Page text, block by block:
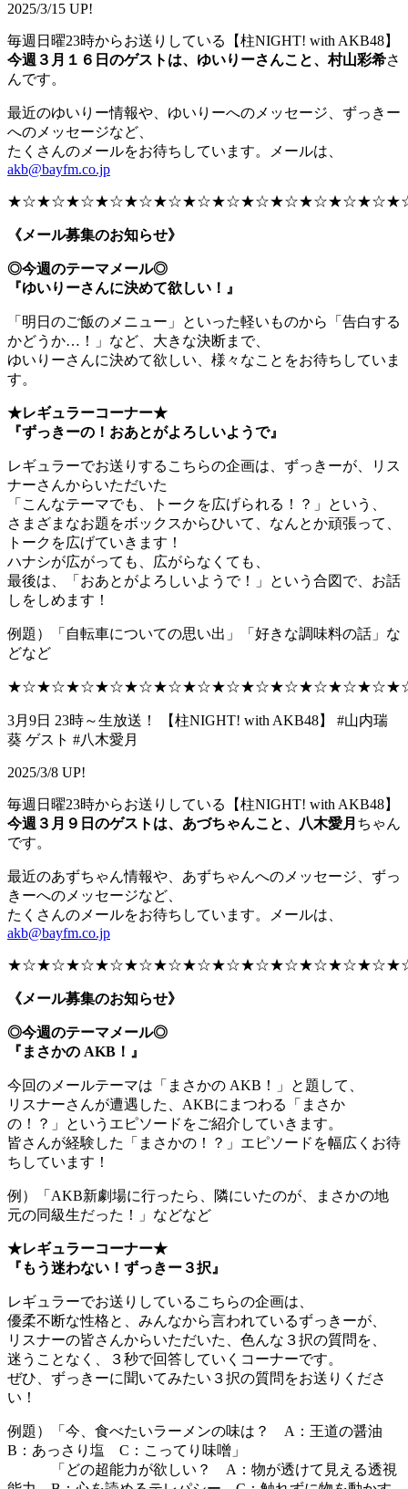
2025/3/15 UP!
毎週日曜23時からお送りしている【柱NIGHT! with AKB48】
今週３月１６日のゲストは、ゆいりーさんこと、村山彩希さ
んです。
最近のゆいりー情報や、ゆいりーへのメッセージ、ずっきー
へのメッセージなど、
たくさんのメールをお待ちしています。メールは、
akb@bayfm.co.jp
《メール募集のお知らせ》
◎今週のテーマメール◎
『ゆいりーさんに決めて欲しい！』
「明日のご飯のメニュー」といった軽いものから「告白する
かどうか…！」など、大きな決断まで、
ゆいりーさんに決めて欲しい、様々なことをお待ちしていま
す。
★レギュラーコーナー★
『ずっきーの！おあとがよろしいようで』
レギュラーでお送りするこちらの企画は、ずっきーが、リス
ナーさんからいただいた
「こんなテーマでも、トークを広げられる！？」という、
さまざまなお題をボックスからひいて、なんとか頑張って、
トークを広げていきます！
ハナシが広がっても、広がらなくても、
最後は、「おあとがよろしいようで！」という合図で、お話
しをしめます！
例題）「自転車についての思い出」「好きな調味料の話」な
どなど
3月9日 23時～生放送！ 【柱NIGHT! with AKB48】 #山内瑞
葵 ゲスト #八木愛月
2025/3/8 UP!
毎週日曜23時からお送りしている【柱NIGHT! with AKB48】
今週３月９日のゲストは、あづちゃんこと、八木愛月 ちゃん
です。
最近のあずちゃん情報や、あずちゃんへのメッセージ、ずっ
きーへのメッセージなど、
たくさんのメールをお待ちしています。メールは、
akb@bayfm.co.jp
《メール募集のお知らせ》
◎今週のテーマメール◎
『まさかの AKB！』
今回のメールテーマは「まさかの AKB！」と題して、
リスナーさんが遭遇した、AKBにまつわる「まさか
の！？」というエピソードをご紹介していきます。
皆さんが経験した「まさかの！？」エピソードを幅広くお待
ちしています！
例）「AKB新劇場に行ったら、隣にいたのが、まさかの地
元の同級生だった！」などなど
★レギュラーコーナー★
『もう迷わない！ずっきー３択』
レギュラーでお送りしているこちらの企画は、
優柔不断な性格と、みんなから言われているずっきーが、
リスナーの皆さんからいただいた、色んな３択の質問を、
迷うことなく、３秒で回答していくコーナーです。
ぜひ、ずっきーに聞いてみたい３択の質問をお送りくださ
い！
例題）「今、食べたいラーメンの味は？ A：王道の醤油
B：あっさり塩 C：こってり味噌」
「どの超能力が欲しい？ A：物が透けて見える透視